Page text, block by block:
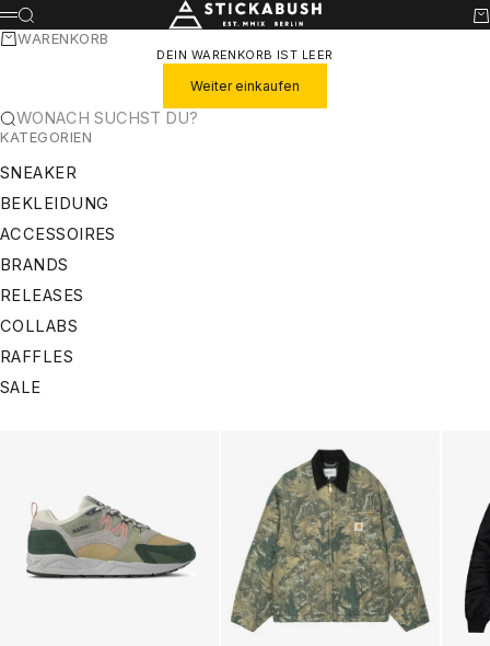
ZUM INHALT SPRINGEN STICKABUSH
MENÜ
SUCHE
WARENKORB
DEIN WARENKORB IST LEER
Weiter einkaufen
WONACH SUCHST DU?
KATEGORIEN
SNEAKER
BEKLEIDUNG
ACCESSOIRES
BRANDS
RELEASES
COLLABS
RAFFLES
SALE